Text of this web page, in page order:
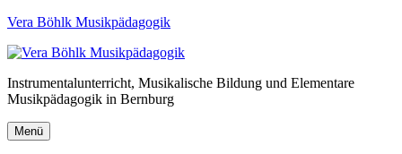
Vera Böhlk Musikpädagogik
Instrumentalunterricht, Musikalische Bildung und Elementare
Musikpädagogik in Bernburg
Menü